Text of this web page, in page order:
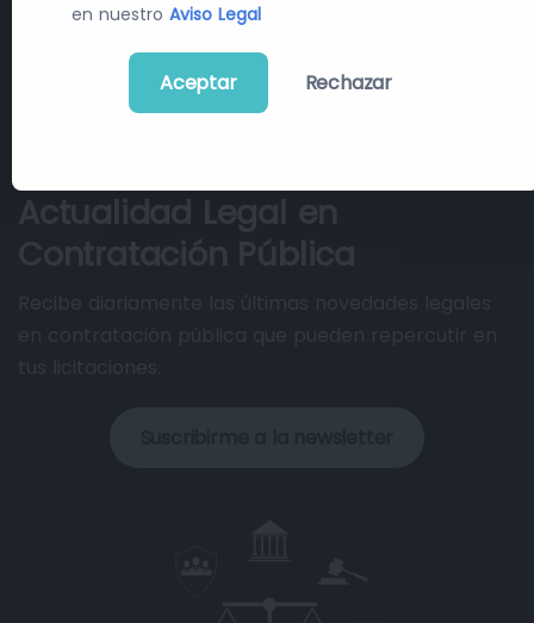
Actualidad Legal en
en nuestro Aviso Legal
Aceptar Rechazar